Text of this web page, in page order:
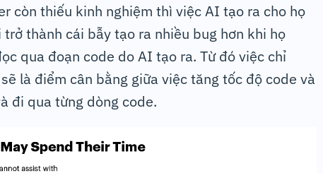
còn thiếu kinh nghiệm thì việc AI tạo ra cho họ
thành cái bẫy tạo ra nhiều bug hơn khi họ
qua đoạn code do AI tạo ra. Từ đó việc chỉ
là điểm cân bằng giữa việc tăng tốc độ code và
đi qua từng dòng code.